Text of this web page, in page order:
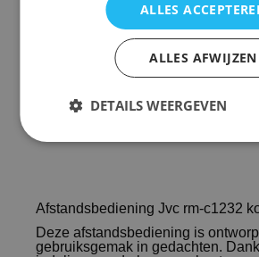
U hoeft de afstandsbediening
programmeren!
Het werkt direct
Afstandsbediening Jvc rm-c1232
Deze afstandsbediening is
gebruiksgemak in gedachten.
ALLES
ALLES AFWIJZEN
DETAILS WEERGEVEN